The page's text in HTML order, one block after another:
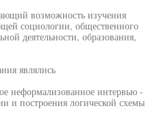
возможность изучения
социологии, общественного
деятельности, образования,
являлись
неформализованное интервью -
и построения логической схемы